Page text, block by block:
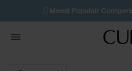
🩱Meest Populair
💌Abonneer je &
Koop 3, krijg 15% korting |